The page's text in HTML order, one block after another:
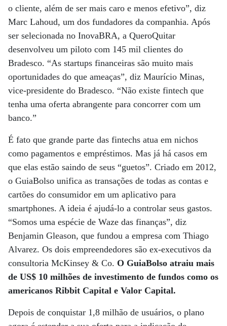
o cliente, além de ser mais caro e menos efetivo”, diz
Marc Lahoud, um dos fundadores da companhia. Após
ser selecionada no InovaBRA, a QueroQuitar
desenvolveu um piloto com 145 mil clientes do
Bradesco. “As startups financeiras são muito mais
oportunidades do que ameaças”, diz Maurício Minas,
vice-presidente do Bradesco. “Não existe fintech que
tenha uma oferta abrangente para concorrer com um
banco.”
É fato que grande parte das fintechs atua em nichos
como pagamentos e empréstimos. Mas já há casos em
que elas estão saindo de seus “guetos”. Criado em 2012,
o GuiaBolso unifica as transações de todas as contas e
cartões do consumidor em um aplicativo para
smartphones. A ideia é ajudá-lo a controlar seus gastos.
“Somos uma espécie de Waze das finanças”, diz
Benjamin Gleason, que fundou a empresa com Thiago
Alvarez. Os dois empreendedores são ex-executivos da
consultoria McKinsey & Co. O GuiaBolso atraiu mais
de US$ 10 milhões de investimento de fundos como os
americanos Ribbit Capital e Valor Capital.
Depois de conquistar 1,8 milhão de usuários, o plano